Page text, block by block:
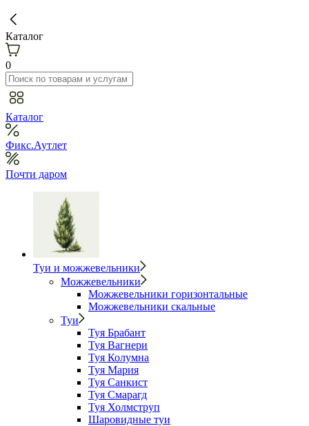
Каталог
0
Каталог
Фикс.Аутлет
Почти даром
Туи и можжевельники
Можжевельники
Можжевельники горизонтальные
Можжевельники скальные
Туи
Туя Брабант
Туя Вагнери
Туя Колумна
Туя Мария
Туя Санкист
Туя Смарагд
Туя Холмструп
Шаровидные туи